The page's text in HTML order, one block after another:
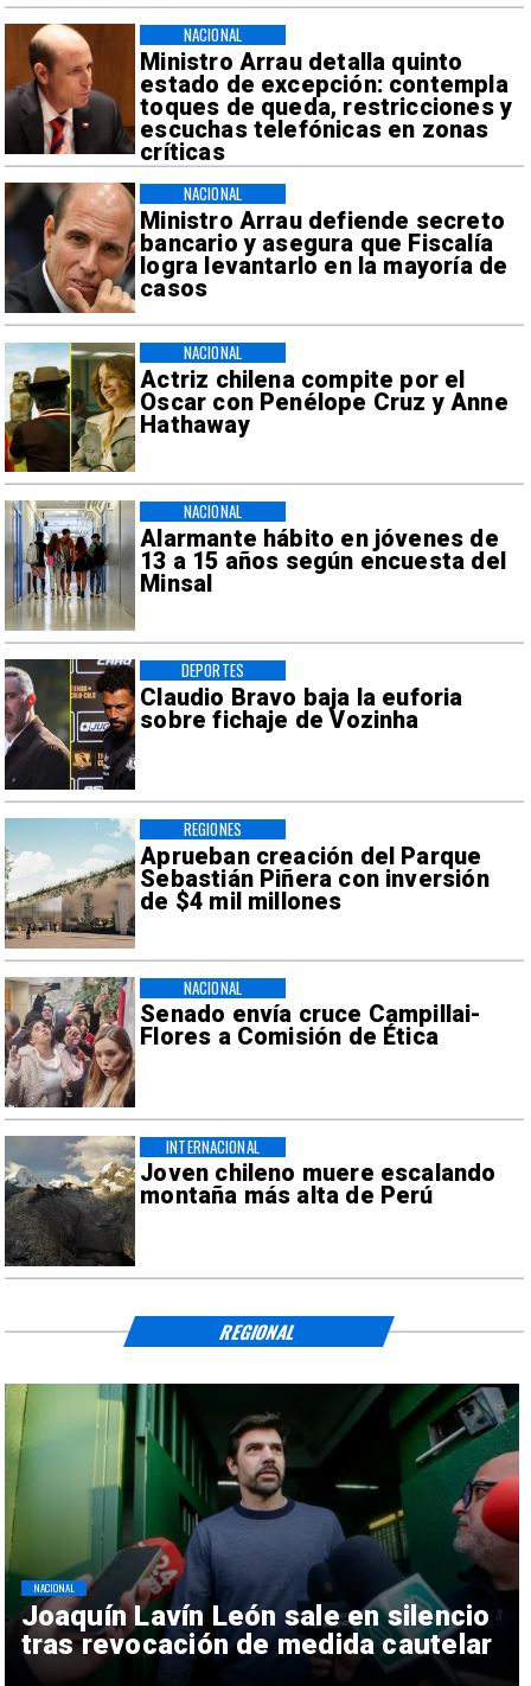
Ministro Arrau detalla quinto
estado de excepción: contempla
toques de queda, restricciones y
escuchas telefónicas en zonas
críticas
NACIONAL
Ministro Arrau defiende secreto
bancario y asegura que Fiscalía
logra levantarlo en la mayoría de
casos
NACIONAL
Actriz chilena compite por el
Oscar con Penélope Cruz y Anne
Hathaway
NACIONAL
Alarmante hábito en jóvenes de
13 a 15 años según encuesta del
Minsal
NACIONAL
Claudio Bravo baja la euforia
sobre fichaje de Vozinha
DEPORTES
Aprueban creación del Parque
Sebastián Piñera con inversión
de $4 mil millones
REGIONES
Senado envía cruce Campillai-
Flores a Comisión de Ética
NACIONAL
Joven chileno muere escalando
montaña más alta de Perú
INTERNACIONAL
Joaquín Lavín León sale en silencio
tras revocación de medida cautelar
NACIONAL
REGIONAL